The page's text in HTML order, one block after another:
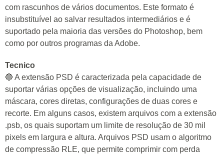
com rascunhos de vários documentos. Este formato é
insubstituível ao salvar resultados intermediários e é
suportado pela maioria das versões do Photoshop, bem
como por outros programas da Adobe.
Tecnico
🔵 A extensão PSD é caracterizada pela capacidade de
suportar várias opções de visualização, incluindo uma
máscara, cores diretas, configurações de duas cores e
recorte. Em alguns casos, existem arquivos com a extensão
.psb, os quais suportam um limite de resolução de 30 mil
pixels em largura e altura. Arquivos PSD usam o algoritmo
de compressão RLE, que permite comprimir com perda